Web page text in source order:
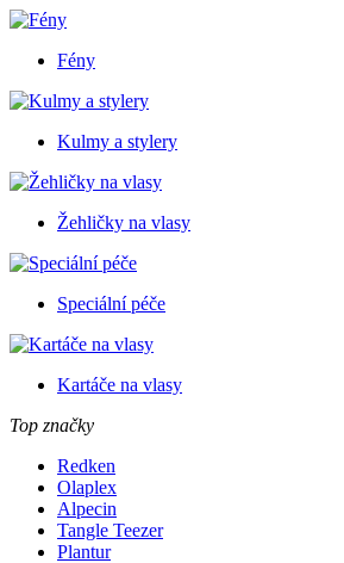
Fény
Kulmy a stylery
Žehličky na vlasy
Speciální péče
Kartáče na vlasy
Top značky
Redken
Olaplex
Alpecin
Tangle Teezer
Plantur